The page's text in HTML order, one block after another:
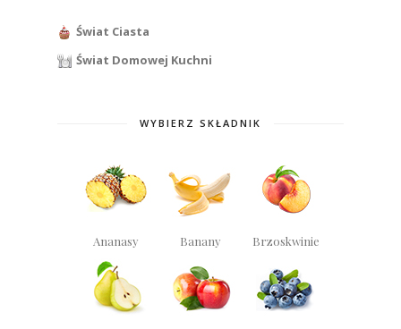
Świat Ciasta
Świat Domowej Kuchni
WYBIERZ SKŁADNIK
Ananasy Banany Brzoskwinie